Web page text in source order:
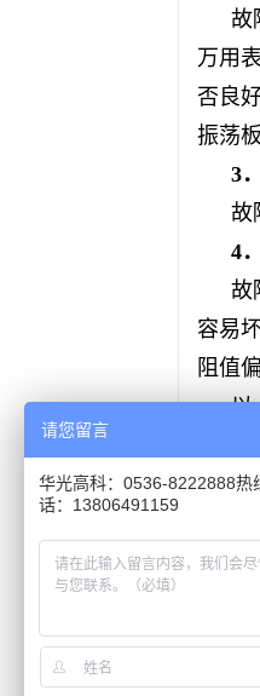
故
万用
否良
振荡
3
故
4
故
容易
阻值
以
请您留言
华光高科：0536-8222888热
话：13806491159